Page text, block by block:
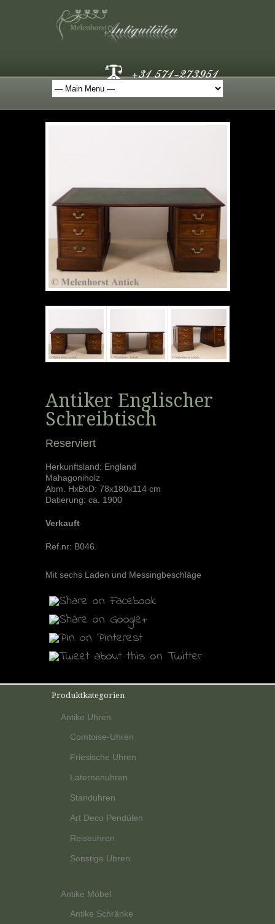
Antiker Englischer
Schreibtisch
Reserviert
Herkunftsland: England
Mahagoniholz
Abm. HxBxD: 78x180x114 cm
Datierung: ca. 1900
Verkauft
Ref.nr: B046
Mit sechs Laden und Messingbeschläge
Produktkategorien
Antike Uhren
Comtoise-Uhren
Friesische Uhren
Laternenuhren
Standuhren
Art Deco Pendülen
Reiseuhren
Sonstige Uhren
Antike Möbel
Antike Schränke